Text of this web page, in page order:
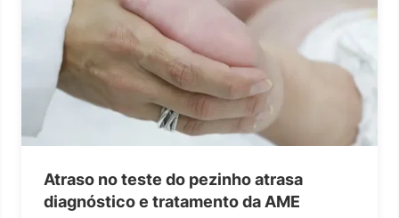
Atraso no teste do pezinho atrasa
diagnóstico e tratamento da AME